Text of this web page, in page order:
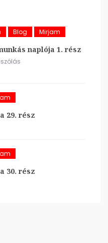
Blog Mirjam
naplója 1. rész
29. rész
30. rész